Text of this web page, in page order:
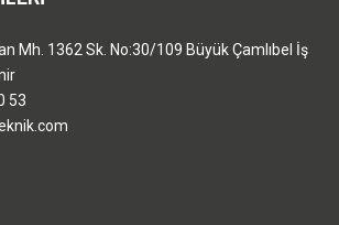
Mh. 1362 Sk. No:30/109 Büyük Çamlıbel İş
53